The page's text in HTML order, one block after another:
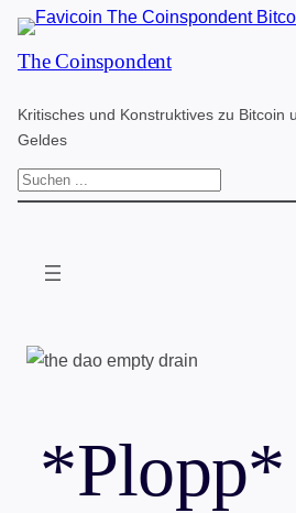
Zum
Inhalt
The Coinspondent
Kritisches und Konstruktives zu Bitcoin
Geldes
S
*Plopp*